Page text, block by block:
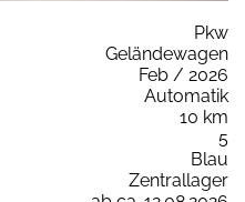
Pkw
Geländewagen
Feb / 2026
Automatik
10 km
5
Blau
Zentrallager